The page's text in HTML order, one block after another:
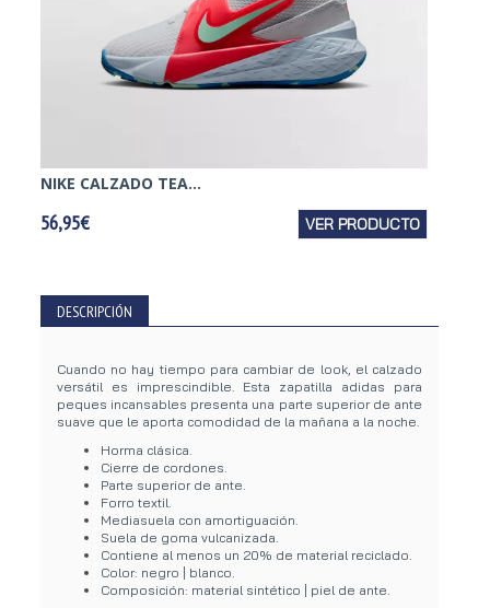
NIKE CALZADO TEA...
56,95€ VER PRODUCTO
DESCRIPCIÓN
Cuando no hay tiempo para cambiar de look, el calzado
versátil es imprescindible. Esta zapatilla adidas para
peques incansables presenta una parte superior de ante
suave que le aporta comodidad de la mañana a la noche.
Horma clásica.
Cierre de cordones.
Parte superior de ante.
Forro textil.
Mediasuela con amortiguación.
Suela de goma vulcanizada.
Contiene al menos un 20% de material reciclado.
Color: negro | blanco.
Composición: material sintético | piel de ante.